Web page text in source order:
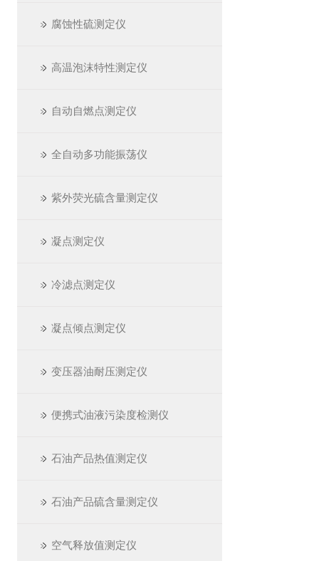
腐蚀性硫测定仪
高温泡沫特性测定仪
自动自燃点测定仪
全自动多功能振荡仪
紫外荧光硫含量测定仪
凝点测定仪
冷滤点测定仪
凝点倾点测定仪
变压器油耐压测定仪
便携式油液污染度检测仪
石油产品热值测定仪
石油产品硫含量测定仪
空气释放值测定仪